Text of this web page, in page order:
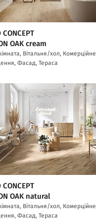
CONCEPT
OAK cream
Вітальня/хол, Комерційне
Фасад, Тераса
CONCEPT
OAK natural
Вітальня/хол, Комерційне
Фасад, Тераса